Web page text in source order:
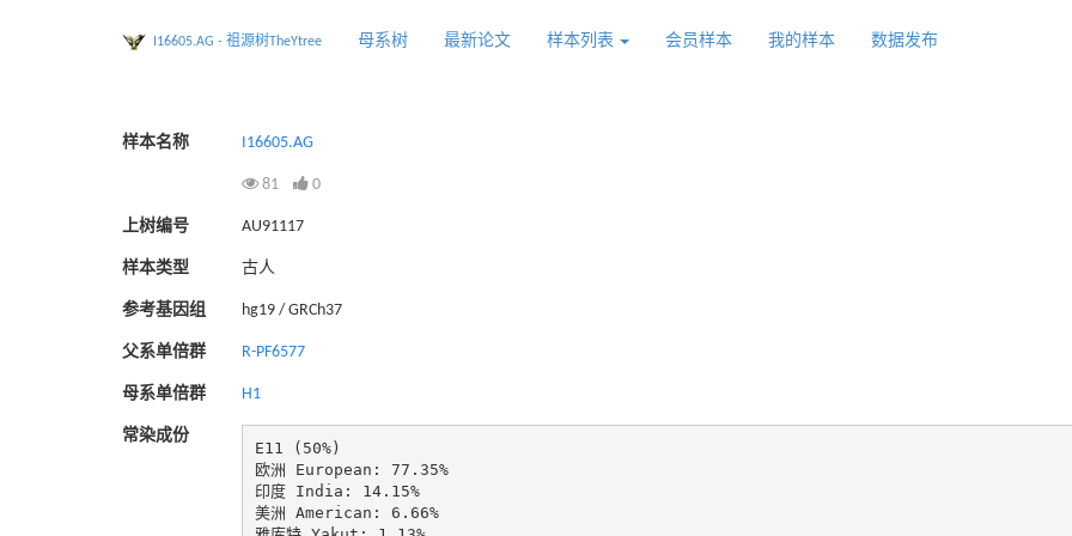
I16605.AG - 祖源树TheYtree 母系树 最新论文 样本列表 会员样本 我的样本 数据发布
样本名称 I16605.AG
81 0
上树编号 AU91117
样本类型 古人
参考基因组 hg19 / GRCh37
父系单倍群 R-PF6577
母系单倍群 H1
常染成份
E11 (50%)
欧洲 European: 77.35%
印度 India: 14.15%
美洲 American: 6.66%